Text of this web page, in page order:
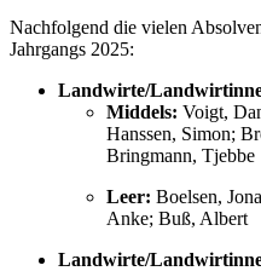
Nachfolgend die vielen
Jahrgangs 2025:
Landwirte/
Middels: Voigt,
Hanssen, Simon;
Bringmann, Tjebbe
Leer: Boelsen,
Anke; Buß, Albert
Landwirte/